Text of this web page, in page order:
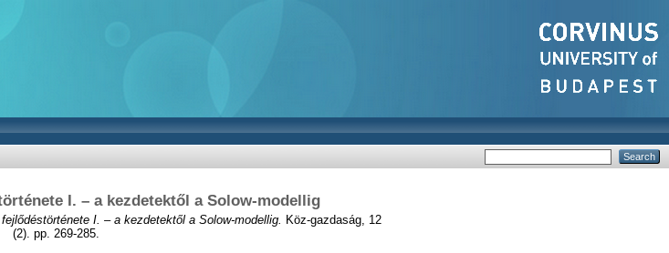
I. – a kezdetektől a Solow-modellig
I. – a kezdetektől a Solow-modellig.
Köz-gazdaság, 12
(2). pp. 269-285.